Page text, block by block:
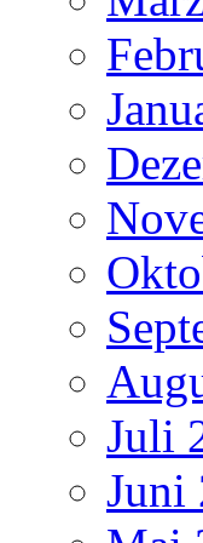
Juli
Juni